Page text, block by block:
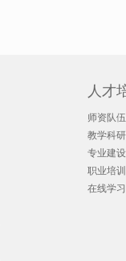
人才
师资队伍
教学科研
专业建设
职业培训
在线学习